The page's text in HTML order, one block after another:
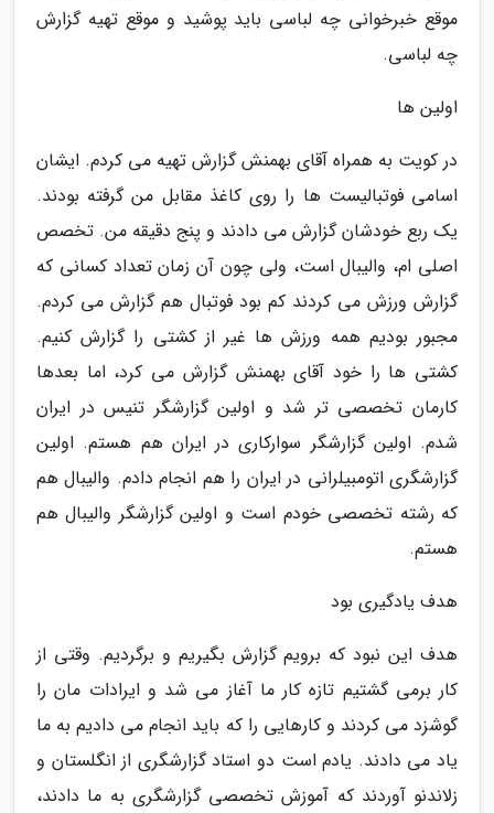
موقع خبرخوانی چه لباسی باید پوشید و موقع تهیه گزارش
چه لباسی.
اولین ها
در کویت به همراه آقای بهمنش گزارش تهیه می کردم. ایشان
اسامی فوتبالیست ها را روی کاغذ مقابل من گرفته بودند.
یک ربع خودشان گزارش می دادند و پنج دقیقه من. تخصص
اصلی ام، والیبال است، ولی چون آن زمان تعداد کسانی که
گزارش ورزش می کردند کم بود فوتبال هم گزارش می کردم.
مجبور بودیم همه ورزش ها غیر از کشتی را گزارش کنیم.
کشتی ها را خود آقای بهمنش گزارش می کرد، اما بعدها
کارمان تخصصی تر شد و اولین گزارشگر تنیس در ایران
شدم. اولین گزارشگر سوارکاری در ایران هم هستم. اولین
گزارشگری اتومبیلرانی در ایران را هم انجام دادم. والیبال هم
که رشته تخصصی خودم است و اولین گزارشگر والیبال هم
هستم.
هدف یادگیری بود
هدف این نبود که برویم گزارش بگیریم و برگردیم. وقتی از
کار برمی گشتیم تازه کار ما آغاز می شد و ایرادات مان را
گوشزد می کردند و کارهایی را که باید انجام می دادیم به ما
یاد می دادند. یادم است دو استاد گزارشگری از انگلستان و
زلاندنو آوردند که آموزش تخصصی گزارشگری به ما دادند،